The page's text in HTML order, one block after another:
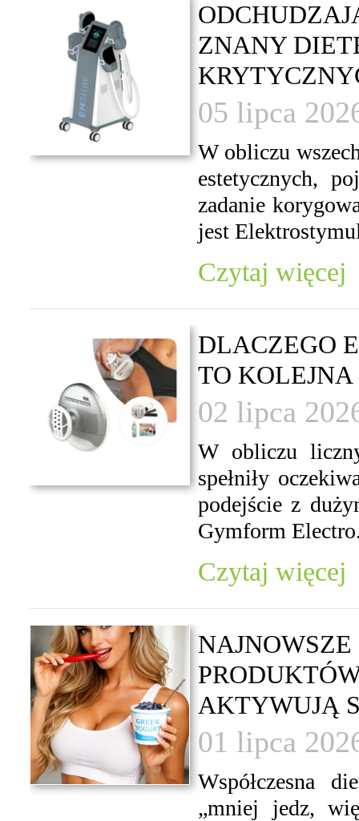
ZNANY
05 lipca
W obliczu
estetycznych,
zadanie
jest
Czytaj więcej
DLACZEGO
TO
02 lipca
W obliczu
spełniły
podejście z
Gymform
Czytaj więcej
AKTYWUJĄ
01 lipca
Współczesna
„mniej jedz,